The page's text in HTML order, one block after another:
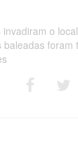
o
foram